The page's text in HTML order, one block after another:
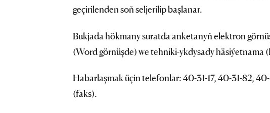
geçirilenden soň seljerilip başlanar.
Bukjada hökmany suratda anketanyň elektron
(Word görnüşde) we tehniki-ykdysady häsiýetnama
Habarlaşmak üçin telefonlar: 40-31-17, 40-31-82,
(faks).